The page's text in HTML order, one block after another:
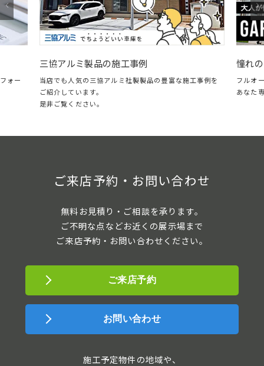
ォー
三協アルミ製品の施工事例
当店でも人気の三協アルミ社製製品の豊富な施工事例を
ご紹介しています。
是非ご覧ください。
憧れ
フルオ
あなた
ご来店予約・お問い合わせ
無料お見積り・ご相談を承ります。
ご不明な点などお近くの展示場まで
ご来店予約・お問い合わせください。
ご来店予約
お問い合わせ
施工予定物件の地域や、